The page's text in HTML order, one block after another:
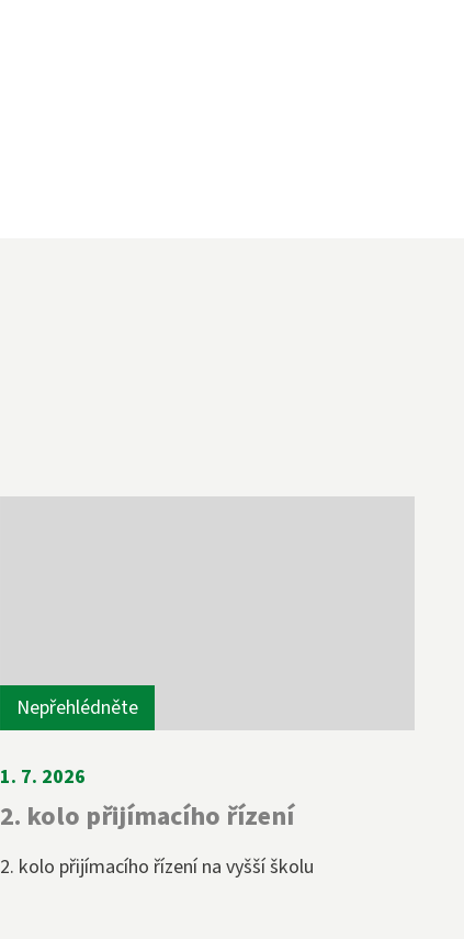
Nepřehlédněte
1. 7. 2026
2. kolo přijímacího řízení
2. kolo přijímacího řízení na vyšší školu